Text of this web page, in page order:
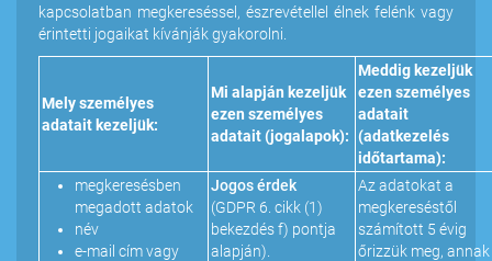
kapcsolatban megkereséssel, észrevétellel élnek felénk vagy
érintetti jogaikat kívánják gyakorolni.
Mely személyes
adatait kezeljük:
Mi alapján kezeljük
ezen személyes
adatait (jogalapok):
Meddig kezeljük
ezen személyes
adatait
(adatkezelés
időtartama):
megkeresésben
megadott adatok
név
e-mail cím vagy
Jogos érdek
(GDPR 6. cikk (1)
bekezdés f) pontja
alapján).
Az adatokat a
megkereséstől
számított 5 évig
őrizzük meg, annak